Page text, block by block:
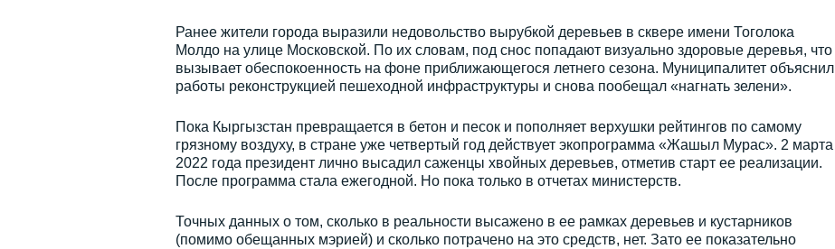
Ранее жители города выразили недовольство вырубкой деревьев в сквере имени Тоголока
Молдо на улице Московской. По их словам, под снос попадают визуально здоровые деревья, что
вызывает обеспокоенность на фоне приближающегося летнего сезона. Муниципалитет объяснил
работы реконструкцией пешеходной инфраструктуры и снова пообещал «нагнать зелени».
Пока Кыргызстан превращается в бетон и песок и пополняет верхушки рейтингов по самому
грязному воздуху, в стране уже четвертый год действует экопрограмма «Жашыл Мурас». 2 марта
2022 года президент лично высадил саженцы хвойных деревьев, отметив старт ее реализации.
После программа стала ежегодной. Но пока только в отчетах министерств.
Точных данных о том, сколько в реальности высажено в ее рамках деревьев и кустарников
(помимо обещанных мэрией) и сколько потрачено на это средств, нет. Зато ее показательно